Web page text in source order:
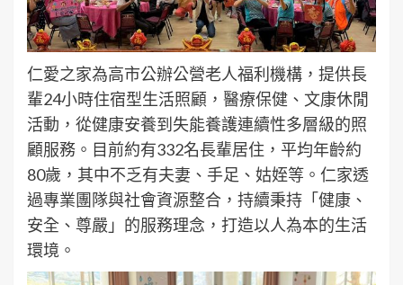
仁愛之家為高市公辦公營老人福利機構，提供長
輩24小時住宿型生活照顧，醫療保健、文康休閒
活動，從健康安養到失能養護連續性多層級的照
顧服務。目前約有332名長輩居住，平均年齡約
80歲，其中不乏有夫妻、手足、姑姪等。仁家透
過專業團隊與社會資源整合，持續秉持「健康、
安全、尊嚴」的服務理念，打造以人為本的生活
環境。